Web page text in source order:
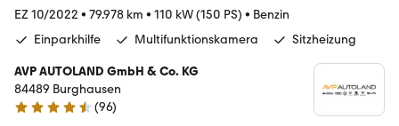
EZ 10/2022 • 79.978 km • 110 kW (150 PS) • Benzin
Einparkhilfe
Multifunktionskamera Sitzheizung
AVP AUTOLAND GmbH & Co. KG
84489 Burghausen
4.7 Sterne
(96)